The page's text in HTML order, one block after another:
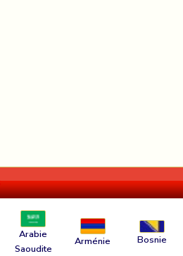
Arabie
Saoudite
Arménie Bosnie